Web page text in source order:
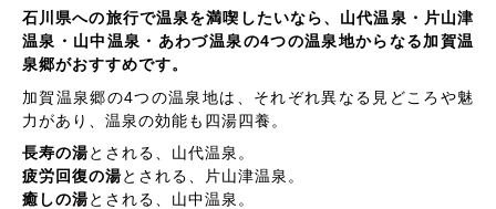
石川県への旅行で温泉を満喫したいなら、山代温泉・片山津
温泉・山中温泉・あわづ温泉の4つの温泉地からなる加賀温
泉郷がおすすめです。
加賀温泉郷の4つの温泉地は、それぞれ異なる見どころや魅
力があり、温泉の効能も四湯四養。
長寿の湯とされる、 山代温泉 。
疲労回復の湯とされる、 片山津温泉 。
癒しの湯とされる、 山中温泉 。